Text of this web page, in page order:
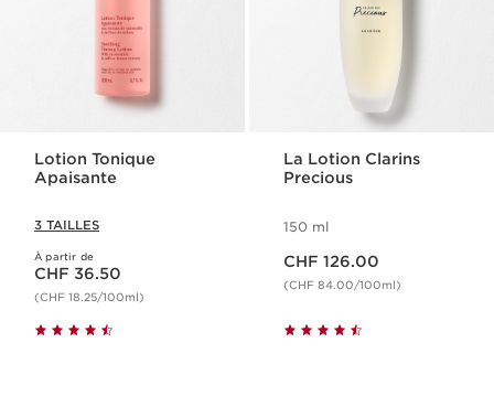
Lotion Tonique
Apaisante
3 TAILLES
À partir de
Nouveau prix CHF 36.50
CHF 36.50
(CHF 18.25/100ml)
La Lotion Clarins
Precious
150 ml
CHF 126.00
(CHF 84.00/100ml)